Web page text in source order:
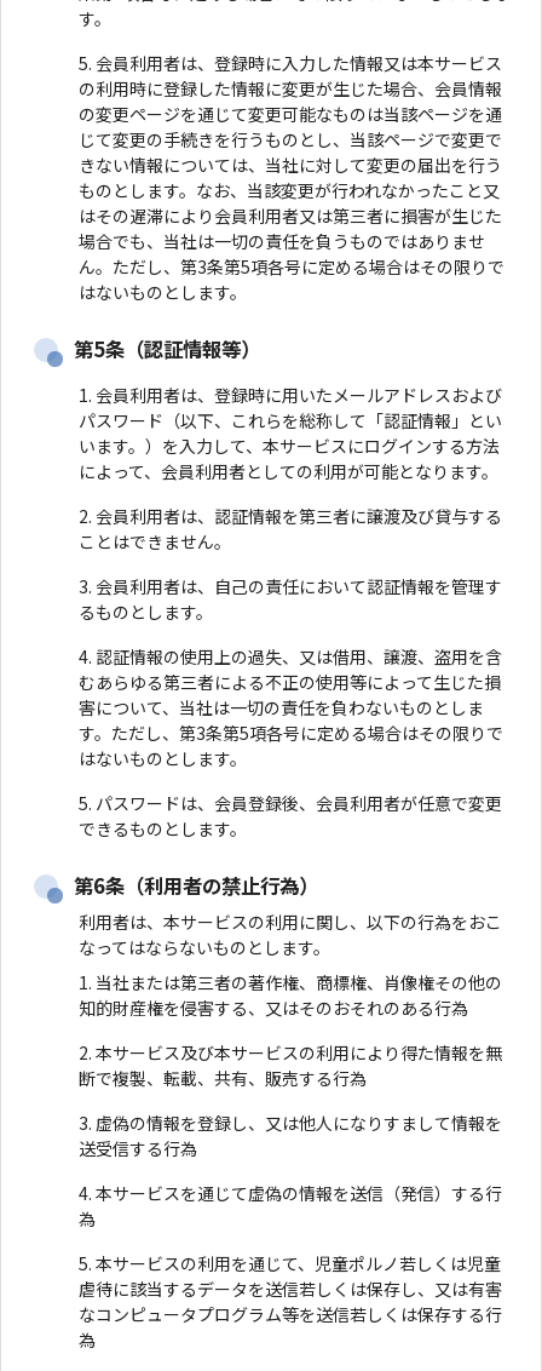
す。
会員利用者は、登録時に入力した情報又は本サービス
の利用時に登録した情報に変更が生じた場合、会員情報
の変更ページを通じて変更可能なものは当該ページを通
じて変更の手続きを行うものとし、当該ページで変更で
きない情報については、当社に対して変更の届出を行う
ものとします。なお、当該変更が行われなかったこと又
はその遅滞により会員利用者又は第三者に損害が生じた
場合でも、当社は一切の責任を負うものではありませ
ん。ただし、第3条第5項各号に定める場合はその限りで
はないものとします。
第5条（認証情報等）
会員利用者は、登録時に用いたメールアドレスおよび
パスワード（以下、これらを総称して「認証情報」とい
います。）を入力して、本サービスにログインする方法
によって、会員利用者としての利用が可能となります。
会員利用者は、認証情報を第三者に譲渡及び貸与する
ことはできません。
会員利用者は、自己の責任において認証情報を管理す
るものとします。
認証情報の使用上の過失、又は借用、譲渡、盗用を含
むあらゆる第三者による不正の使用等によって生じた損
害について、当社は一切の責任を負わないものとしま
す。ただし、第3条第5項各号に定める場合はその限りで
はないものとします。
パスワードは、会員登録後、会員利用者が任意で変更
できるものとします。
第6条（利用者の禁止行為）
利用者は、本サービスの利用に関し、以下の行為をおこ
なってはならないものとします。
当社または第三者の著作権、商標権、肖像権その他の
知的財産権を侵害する、又はそのおそれのある行為
本サービス及び本サービスの利用により得た情報を無
断で複製、転載、共有、販売する行為
虚偽の情報を登録し、又は他人になりすまして情報を
送受信する行為
本サービスを通じて虚偽の情報を送信（発信）する行
為
本サービスの利用を通じて、児童ポルノ若しくは児童
虐待に該当するデータを送信若しくは保存し、又は有害
なコンピュータプログラム等を送信若しくは保存する行
為